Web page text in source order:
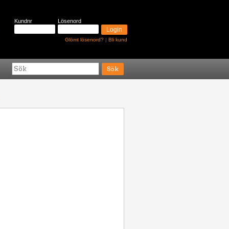
Kundnr Lösenord
Glömt lösenord? | Bli kund